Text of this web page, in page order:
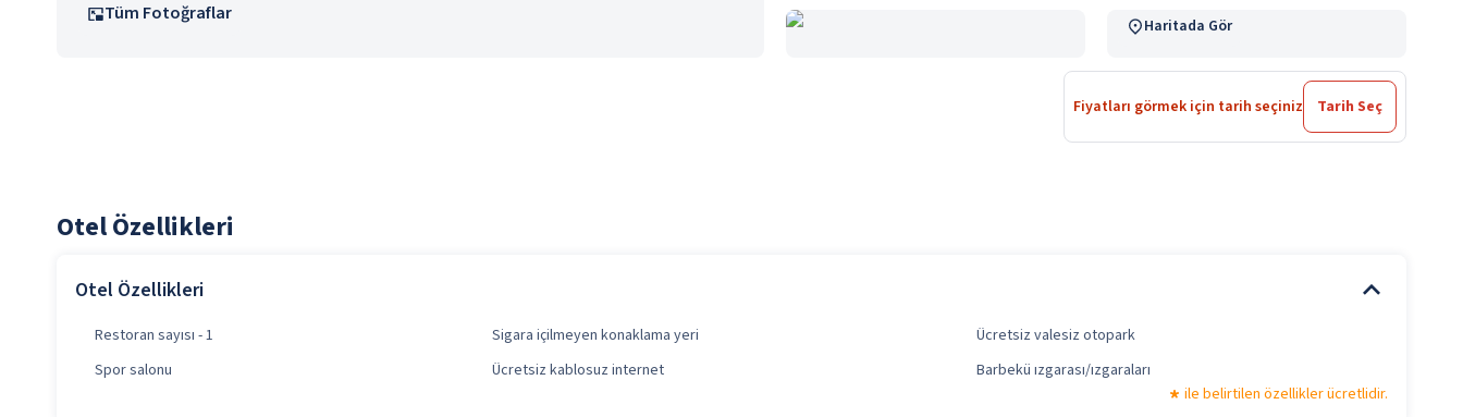
Tüm Fotoğraflar
Haritada Gör
Fiyatları görmek için tarih seçiniz Tarih Seç
Otel Özellikleri
Otel Özellikleri
Restoran sayısı - 1 Sigara içilmeyen konaklama yeri
Ücretsiz valesiz otopark
Spor salonu
Ücretsiz kablosuz internet
Barbekü ızgarası/ızgaraları
ile belirtilen özellikler ücretlidir.